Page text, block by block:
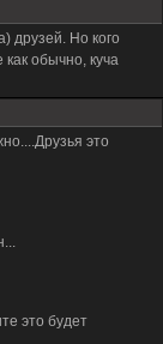
друзей. Но кого
обычно, куча
это
это будет